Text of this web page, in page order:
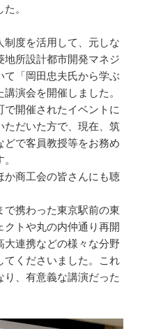
。
制度を活用して、元しな
所設計都市開発マネジ
て「岡田忠夫氏から学ぶ
演会を開催しました。
開催されたイベントに
ただいた方で、現在、筑
で客員教授等をお務め
か商工会の皆さんにも聴
携わった東京駅前の東
トや丸の内仲通り再開
大連携などの様々な分野
てくださいました。これ
、有意義な講演だった